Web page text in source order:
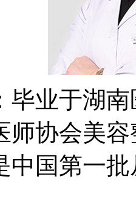
毕业于湖
师协会美
中国第一